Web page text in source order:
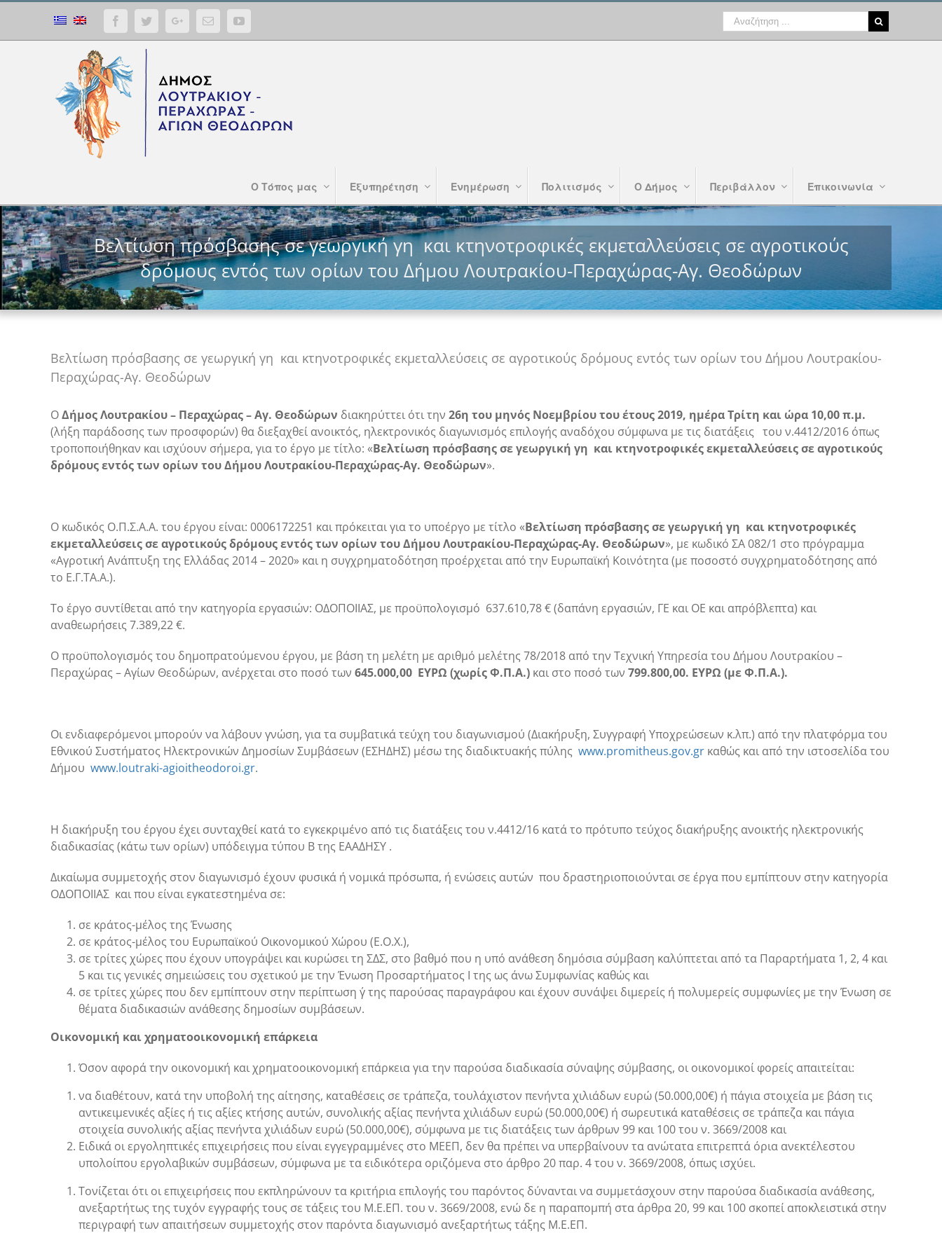
FacebookTwitterGoogle+Email YouTube
Ο Τόπος μας Εξυπηρέτηση Ενημέρωση Πολιτισμός Ο Δήμος Περιβάλλον Επικοινωνία
Βελτίωση πρόσβασης σε γεωργική γη και κτηνοτροφικές εκμεταλλεύσεις σε αγροτικούς
δρόμους εντός των ορίων του Δήμου Λουτρακίου-Περαχώρας-Αγ. Θεοδώρων
Βελτίωση πρόσβασης σε γεωργική γη και κτηνοτροφικές εκμεταλλεύσεις σε αγροτικούς δρόμους εντός των ορίων του Δήμου Λουτρακίου-
Περαχώρας-Αγ. Θεοδώρων
ΟΔήμος Λουτρακίου – Περαχώρας – Αγ. Θεοδώρων διακηρύττει ότι την 26η του μηνός Νοεμβρίου του έτους 2019, ημέρα Τρίτη και ώρα 10,00 π.μ.
(λήξη παράδοσης των προσφορών) θα διεξαχθεί ανοικτός, ηλεκτρονικός διαγωνισμός επιλογής αναδόχου σύμφωνα με τις διατάξεις του ν.4412/2016 όπως
τροποποιήθηκαν και ισχύουν σήμερα, για το έργο με τίτλο: «Βελτίωση πρόσβασης σε γεωργική γη και κτηνοτροφικές εκμεταλλεύσεις σε αγροτικούς
δρόμους εντός των ορίων του Δήμου Λουτρακίου-Περαχώρας-Αγ. Θεοδώρων».
Ο κωδικός Ο.Π.Σ.Α.Α. του έργου είναι: 0006172251 και πρόκειται για το υποέργο με τίτλο «Βελτίωση πρόσβασης σε γεωργική γη και κτηνοτροφικές
εκμεταλλεύσεις σε αγροτικούς δρόμους εντός των ορίων του Δήμου Λουτρακίου-Περαχώρας-Αγ. Θεοδώρων», με κωδικό ΣΑ 082/1 στο πρόγραμμα
«Αγροτική Ανάπτυξη της Ελλάδας 2014 – 2020» και η συγχρηματοδότηση προέρχεται από την Ευρωπαϊκή Κοινότητα (με ποσοστό συγχρηματοδότησης από
το Ε.Γ.ΤΑ.Α.).
Το έργο συντίθεται από την κατηγορία εργασιών: ΟΔΟΠΟΙΙΑΣ, με προϋπολογισμό 637.610,78 € (δαπάνη εργασιών, ΓΕ και ΟΕ και απρόβλεπτα) και
αναθεωρήσεις 7.389,22 €.
Ο προϋπολογισμός του δημοπρατούμενου έργου, με βάση τη μελέτη με αριθμό μελέτης 78/2018 από την Τεχνική Υπηρεσία του Δήμου Λουτρακίου –
Περαχώρας – Αγίων Θεοδώρων, ανέρχεται στο ποσό των 645.000,00 ΕΥΡΩ (χωρίς Φ.Π.Α.) και στο ποσό των 799.800,00. ΕΥΡΩ (με Φ.Π.Α.).
Οι ενδιαφερόμενοι μπορούν να λάβουν γνώση, για τα συμβατικά τεύχη του διαγωνισμού (Διακήρυξη, Συγγραφή Υποχρεώσεων κ.λπ.) από την πλατφόρμα του
Εθνικού Συστήματος Ηλεκτρονικών Δημοσίων Συμβάσεων (ΕΣΗΔΗΣ) μέσω της διαδικτυακής πύλης www.promitheus.gov.gr καθώς και από την ιστοσελίδατου
Δήμου www.loutraki-agioitheodoroi.gr.
Η διακήρυξη του έργου έχει συνταχθεί κατά το εγκεκριμένο από τις διατάξεις του ν.4412/16 κατά το πρότυπο τεύχος διακήρυξης ανοικτής ηλεκτρονικής
διαδικασίας (κάτω των ορίων) υπόδειγμα τύπου Β της ΕΑΑΔΗΣΥ .
Δικαίωμα συμμετοχής στον διαγωνισμό έχουν φυσικά ή νομικά πρόσωπα, ή ενώσεις αυτών που δραστηριοποιούνται σε έργα που εμπίπτουν στην κατηγορία
ΟΔΟΠΟΙΙΑΣ και που είναι εγκατεστημένα σε:
σε κράτος-μέλος της Ένωσης
σε κράτος-μέλος του Ευρωπαϊκού Οικονομικού Χώρου (Ε.Ο.Χ.),
σε τρίτες χώρες που έχουν υπογράψει και κυρώσει τη ΣΔΣ, στο βαθμό που η υπό ανάθεση δημόσια σύμβαση καλύπτεται από τα Παραρτήματα 1, 2, 4 και
5 και τις γενικές σημειώσεις του σχετικού με την Ένωση Προσαρτήματος I της ως άνω Συμφωνίας καθώς και
σε τρίτες χώρες που δεν εμπίπτουν στην περίπτωση γ΄ της παρούσας παραγράφου και έχουν συνάψει διμερείς ή πολυμερείς συμφωνίες με την Ένωση σε
θέματα διαδικασιών ανάθεσης δημοσίων συμβάσεων.
Οικονομική και χρηματοοικονομική επάρκεια
Όσον αφορά την οικονομική και χρηματοοικονομική επάρκεια για την παρούσα διαδικασία σύναψης σύμβασης, οι οικονομικοί φορείς απαιτείται:
να διαθέτουν, κατά την υποβολή της αίτησης, καταθέσεις σε τράπεζα, τουλάχιστον πενήντα χιλιάδων ευρώ (50.000,00€) ή πάγια στοιχεία με βάση τις
αντικειμενικές αξίες ή τις αξίες κτήσης αυτών, συνολικής αξίας πενήντα χιλιάδων ευρώ (50.000,00€) ή σωρευτικά καταθέσεις σε τράπεζα και πάγια
στοιχεία συνολικής αξίας πενήντα χιλιάδων ευρώ (50.000,00€), σύμφωνα με τις διατάξεις των άρθρων 99 και 100 του ν. 3669/2008 και
Ειδικά οι εργοληπτικές επιχειρήσεις που είναι εγγεγραμμένες στο ΜΕΕΠ, δεν θα πρέπει να υπερβαίνουν τα ανώτατα επιτρεπτά όρια ανεκτέλεστου
υπολοίπου εργολαβικών συμβάσεων, σύμφωνα με τα ειδικότερα οριζόμενα στο άρθρο 20 παρ. 4 του ν. 3669/2008, όπως ισχύει.
Τονίζεται ότι οι επιχειρήσεις που εκπληρώνουν τα κριτήρια επιλογής του παρόντος δύνανται να συμμετάσχουν στην παρούσα διαδικασία ανάθεσης,
ανεξαρτήτως της τυχόν εγγραφής τους σε τάξεις του Μ.Ε.ΕΠ. του ν. 3669/2008, ενώ δε η παραπομπή στα άρθρα 20, 99 και 100 σκοπεί αποκλειστικά στην
περιγραφή των απαιτήσεων συμμετοχής στον παρόντα διαγωνισμό ανεξαρτήτως τάξης Μ.Ε.ΕΠ.